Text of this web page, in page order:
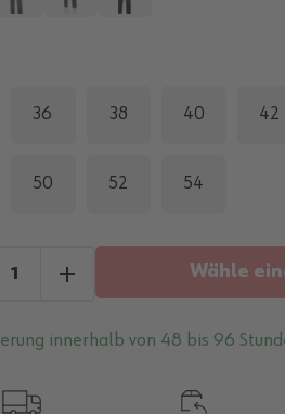
36 38 40 42
50 52 54
Wähle
innerhalb von 48 bis 96